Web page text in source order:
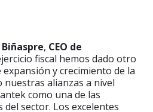
, CEO de
fiscal hemos dado otro
y crecimiento de la
alianzas a nivel
como una de las
sector. Los excelentes